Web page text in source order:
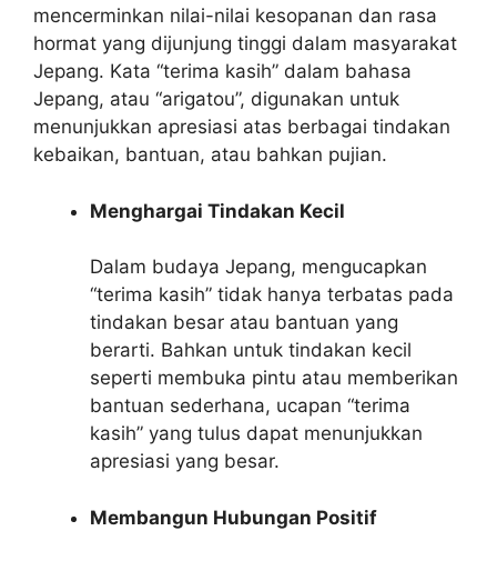
mencerminkan nilai-nilai kesopanan dan rasa
hormat yang dijunjung tinggi dalam masyarakat
Jepang. Kata “terima kasih” dalam bahasa
Jepang, atau “arigatou”, digunakan untuk
menunjukkan apresiasi atas berbagai tindakan
kebaikan, bantuan, atau bahkan pujian.
Menghargai Tindakan Kecil
Dalam budaya Jepang, mengucapkan
“terima kasih” tidak hanya terbatas pada
tindakan besar atau bantuan yang
berarti. Bahkan untuk tindakan kecil
seperti membuka pintu atau memberikan
bantuan sederhana, ucapan “terima
kasih” yang tulus dapat menunjukkan
apresiasi yang besar.
Membangun Hubungan Positif